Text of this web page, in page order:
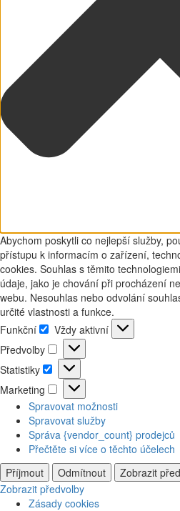
Abychom poskytli co nejlepší služby,
přístupu k informacím o zařízení,
cookies. Souhlas s těmito
údaje, jako je chování při procházení
webu. Nesouhlas nebo odvolání
určité vlastnosti a funkce.
Funkční
Funkční
Vždy aktivní
Předvolby
Předvolby
Statistiky
Statistiky
Marketing
Marketing
Spravovat možnosti
Spravovat služby
Správa {vendor_count} prodejců
Přečtěte si více o těchto účelech
Příjmout
Odmítnout Zobrazit
Zobrazit předvolby
Zásady cookies